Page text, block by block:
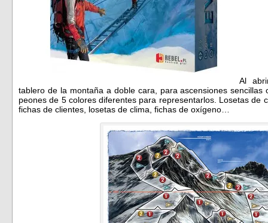
Al
tablero de la montaña a doble cara, para ascensiones
peones de 5 colores diferentes para representarlos. Losetas de
fichas de clientes, losetas de clima, fichas de oxígeno…